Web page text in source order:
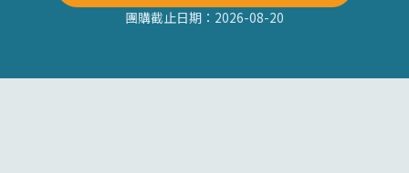
團購截止日期： 2026-08-20